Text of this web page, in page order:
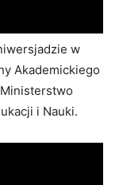
w
Akademickiego
i Nauki.